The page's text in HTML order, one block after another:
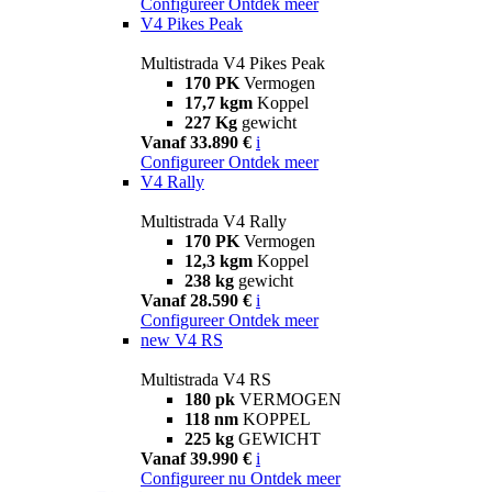
V4 Pikes Peak
Multistrada V4 Pikes Peak
170 PK Vermogen
17,7 kgm Koppel
227 Kg gewicht
Vanaf 33.890 € i
Configureer Ontdek meer
V4 Rally
Multistrada V4 Rally
170 PK Vermogen
12,3 kgm Koppel
238 kg gewicht
Vanaf 28.590 € i
Configureer Ontdek meer
new V4 RS
Multistrada V4 RS
180 pk VERMOGEN
118 nm KOPPEL
225 kg GEWICHT
Vanaf 39.990 € i
Configureer nu Ontdek meer